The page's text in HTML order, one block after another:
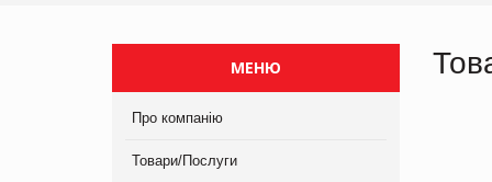
МЕНЮ
Про компанію
Товари/Послуги